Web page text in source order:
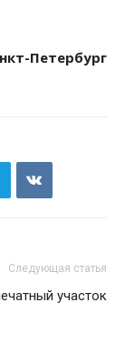
Петербург
Следующая статья
участок